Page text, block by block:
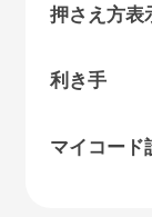
押さえ方表
利き手
マイコード